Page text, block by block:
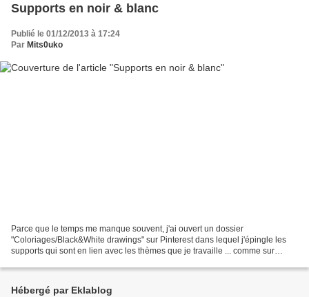
Supports en noir & blanc
Publié le 01/12/2013 à 17:24
Par Mits0uko
Parce que le temps me manque souvent, j'ai ouvert un dossier
"Coloriages/Black&White drawings" sur Pinterest dans lequel j'épingle les
supports qui sont en lien avec les thèmes que je travaille ... comme sur
Hébergé par Eklablog